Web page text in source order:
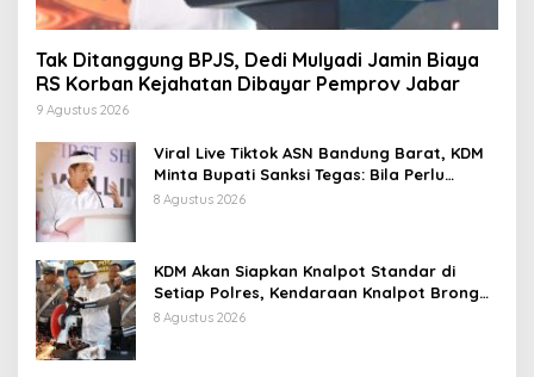
Tak Ditanggung BPJS, Dedi Mulyadi Jamin Biaya
RS Korban Kejahatan Dibayar Pemprov Jabar
9 Agustus 2026
Viral Live Tiktok ASN Bandung Barat, KDM
Minta Bupati Sanksi Tegas: Bila Perlu
Pemberhentian
8 Agustus 2026
KDM Akan Siapkan Knalpot Standar di
Setiap Polres, Kendaraan Knalpot Brong
Tertangkap Langsung Ganti
8 Agustus 2026